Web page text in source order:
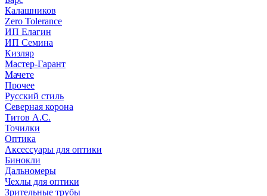
Калашников
Zero Tolerance
ИП Елагин
ИП Семина
Кизляр
Мастер-Гарант
Мачете
Прочее
Русский стиль
Северная корона
Титов А.С.
Точилки
Оптика
Аксессуары для оптики
Бинокли
Дальномеры
Чехлы для оптики
Зрительные трубы